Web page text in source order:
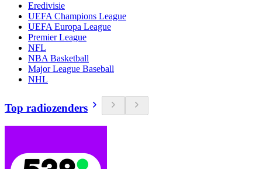
Eredivisie
UEFA Champions League
UEFA Europa League
Premier League
NFL
NBA Basketball
Major League Baseball
NHL
Top radiozenders